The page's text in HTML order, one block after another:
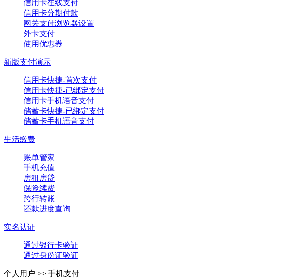
信用卡在线支付
信用卡分期付款
网关支付浏览器设置
外卡支付
使用优惠券
新版支付演示
信用卡快捷-首次支付
信用卡快捷-已绑定支付
信用卡手机语音支付
储蓄卡快捷-已绑定支付
储蓄卡手机语音支付
生活缴费
账单管家
手机充值
房租房贷
保险续费
跨行转账
还款进度查询
实名认证
通过银行卡验证
通过身份证验证
个人用户 >> 手机支付